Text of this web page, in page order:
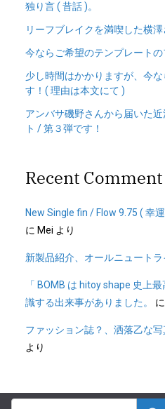
独り言 ( 昔話 )。
リーフブレイクを満喫した横澤
今ならご希望のテンプレート
少し時間はかかりますが、今
す！( 理由は本文にて )
アンバサ磯野さんから届いた
ト / 第３弾です！
Recent Comment
New Single fin / Flow 9.75 ( 幸
に Mei より
新製品紹介、オールニュートラ
「 BOMB は hitoy shape 史上
識する出来事がありました。
に
ファッション誌？、洒落乙な
より